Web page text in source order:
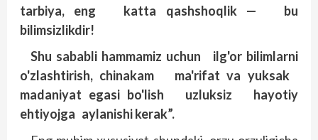
tarbiya, eng katta qashshoqlik — bu
bilimsizlikdir!
Shu sababli hammamiz uchun ilg'or bilimlarni
o'zlashtirish, chinakam ma'rifat va yuksak
madaniyat egasi bo'lish uzluksiz hayotiy
ehtiyojga aylanishi kerak”.